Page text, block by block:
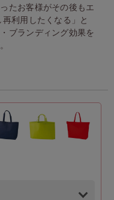
たお客様がその後もエ
利用したくなる」と
ブランディング効果を